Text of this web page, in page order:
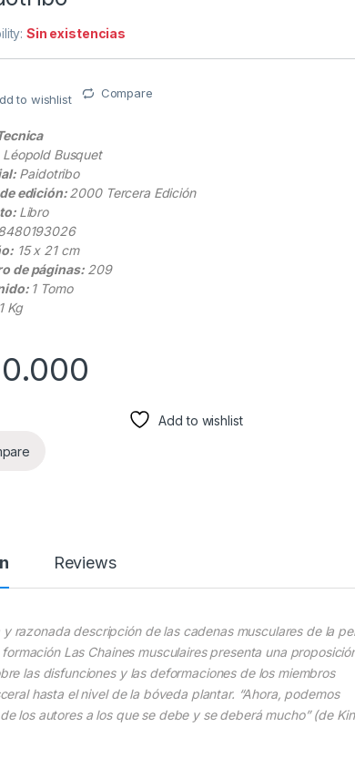
Sin existencias
to wishlist Compare
Léopold Busquet
Paidotribo
edición: 2000 Tercera Edición
Libro
15 x 21 cm
de páginas:209
1 Tomo
1 Kg
Add to wishlist
Reviews
razonada descripción de las cadenas musculares de la
Las Chaines musculaires presenta una
las disfunciones y las deformaciones de los miembros
hasta el nivel de la bóveda plantar. “Ahora, podemos
los autores a los que se debe y se deberá mucho” (de